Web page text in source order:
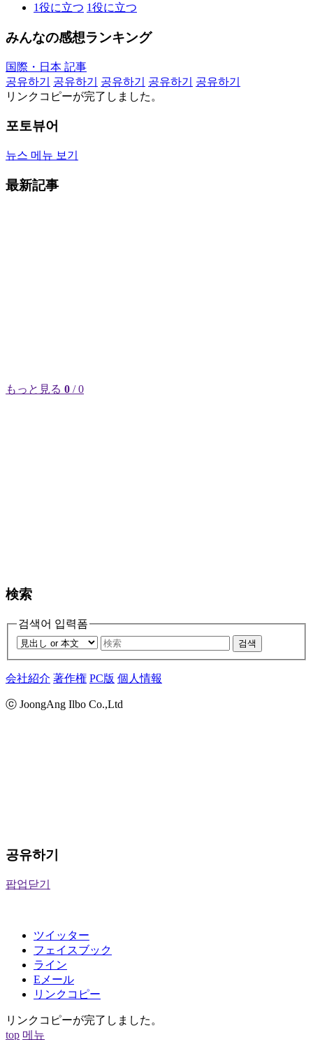
1役に立つ 1役に立つ
みんなの感想ランキング
国際・日本 記事
공유하기
공유하기 공유하기 공유하기
공유하기
リンクコピーが完了しました。
포토뷰어
뉴스 메뉴 보기
最新記事
もっと見る 0 / 0
検索
검색어 입력폼
검색
会社紹介 著作権 PC版 個人情報
ⓒ JoongAng Ilbo Co.,Ltd
공유하기
팝업닫기
ツイッター
フェイスブック
ライン
Eメール
リンクコピー
リンクコピーが完了しました。
top 메뉴